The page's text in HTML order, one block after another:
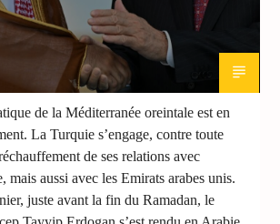
de la Méditerranée oreintale est en
La Turquie s’engage, contre toute
de ses relations avec
mais aussi avec les Emirats arabes unis.
juste avant la fin du Ramadan, le